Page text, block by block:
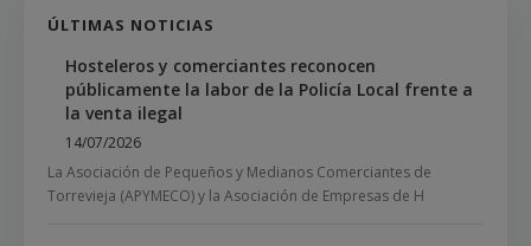
ÚLTIMAS NOTICIAS
Hosteleros y comerciantes reconocen
públicamente la labor de la Policía Local frente a
la venta ilegal
14/07/2026
La Asociación de Pequeños y Medianos Comerciantes de
Torrevieja (APYMECO) y la Asociación de Empresas de H